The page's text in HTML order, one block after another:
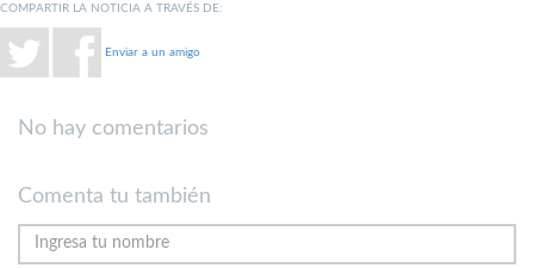
COMPARTIR LA NOTICIA A TRAVÉS DE:
Enviar a un amigo
No hay comentarios
Comenta tu también